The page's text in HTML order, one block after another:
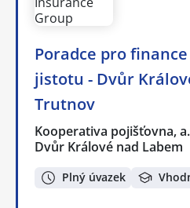
Poradce pro
jistotu - Dvůr
Trutnov
Kooperativa pojišťovna,
Dvůr Králové nad Labem
Plný úvazek